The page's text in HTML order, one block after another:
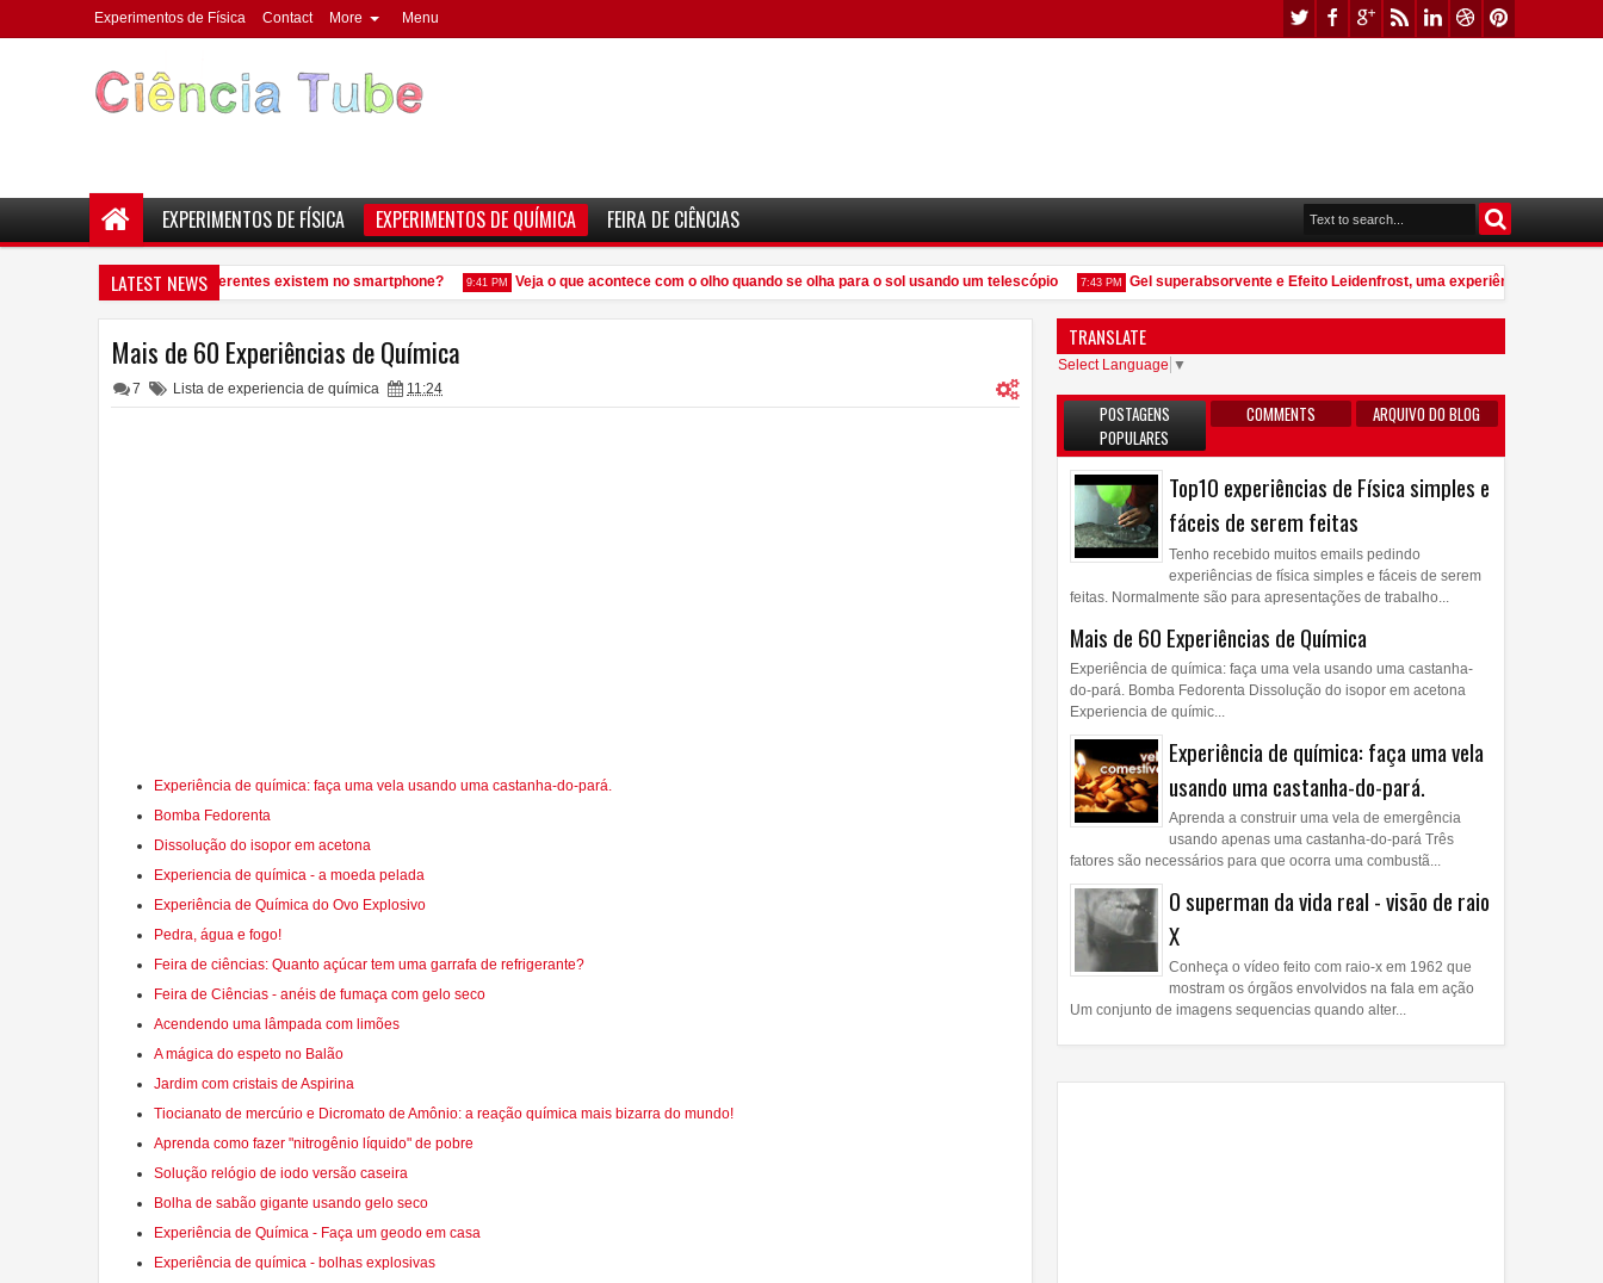
Experimentos de Física Contact More Menu
EXPERIMENTOS DE FÍSICA EXPERIMENTOS DE QUÍMICA FEIRA DE CIÊNCIAS
LATEST NEWS
elementos químicos diferentes existem no smartphone? 9:41 PM Veja o que acontece com o olho quando se olha para o sol usando um telescópio 7:43 PM Gel superabsorvente e Efeito Leidenfrost, uma experiência que vale por
Mais de 60 Experiências de Química
7 Lista de experiencia de química 11:24
Experiência de química: faça uma vela usando uma castanha-do-pará.
Bomba Fedorenta
Dissolução do isopor em acetona
Experiencia de química - a moeda pelada
Experiência de Química do Ovo Explosivo
Pedra, água e fogo!
Feira de ciências: Quanto açúcar tem uma garrafa de refrigerante?
Feira de Ciências - anéis de fumaça com gelo seco
Acendendo uma lâmpada com limões
A mágica do espeto no Balão
Jardim com cristais de Aspirina
Tiocianato de mercúrio e Dicromato de Amônio: a reação química mais bizarra do mundo!
Aprenda como fazer "nitrogênio líquido" de pobre
Solução relógio de iodo versão caseira
Bolha de sabão gigante usando gelo seco
Experiência de Química - Faça um geodo em casa
Experiência de química - bolhas explosivas
TRANSLATE
Select Language ▼
POSTAGENS
POPULARES
COMMENTS ARQUIVO DO BLOG
Top10 experiências de Física simples e
fáceis de serem feitas
Tenho recebido muitos emails pedindo
experiências de física simples e fáceis de serem
feitas. Normalmente são para apresentações de trabalho...
Mais de 60 Experiências de Química
Experiência de química: faça uma vela usando uma castanha-
do-pará. Bomba Fedorenta Dissolução do isopor em acetona
Experiencia de químic...
Experiência de química: faça uma vela
usando uma castanha-do-pará.
Aprenda a construir uma vela de emergência
usando apenas uma castanha-do-pará Três
fatores são necessários para que ocorra uma combustã...
O superman da vida real - visão de raio
X
Conheça o vídeo feito com raio-x em 1962 que
mostram os órgãos envolvidos na fala em ação
Um conjunto de imagens sequencias quando alter...